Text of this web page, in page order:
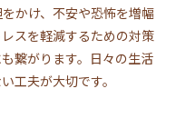
かけ、不安や恐怖を増幅
スを軽減するための対策
繋がります。日々の生活
工夫が大切です。